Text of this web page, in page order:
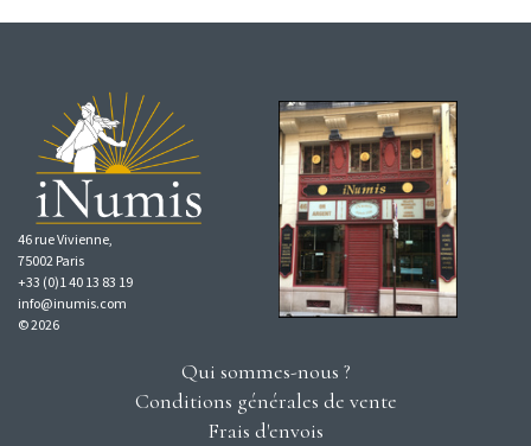
46 rue Vivienne,
75002 Paris
+33 (0)1 40 13 83 19
info@inumis.com
© 2026
Qui sommes-nous ?
Conditions générales de vente
Frais d'envois